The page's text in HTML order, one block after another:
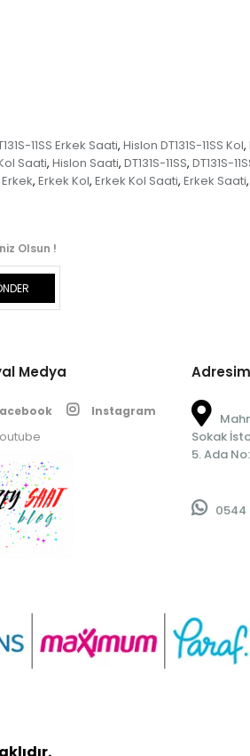
11SS Erkek Saati, Hislon DT131S-11SS Kol,
Saati, Hislon Saati, DT131S-11SS, DT131S-
Erkek, Erkek Kol, Erkek Kol Saati, Erkek Saati,
Olsun !
Medya
Instagram
Sokak
5. Ada
0544